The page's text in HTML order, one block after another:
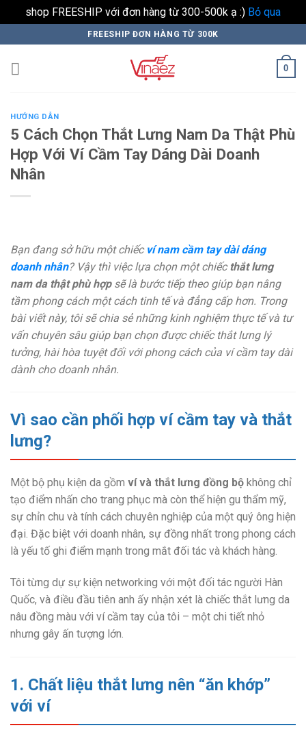
shop FREESHIP với đơn hàng từ 300-500k ạ :) Bỏ qua
to
content
FREESHIP ĐƠN HÀNG TỪ 300K
0
HƯỚNG DẪN
5 Cách Chọn Thắt Lưng Nam Da Thật Phù
Hợp Với Ví Cầm Tay Dáng Dài Doanh
Nhân
Bạn đang sở hữu một chiếc ví nam cầm tay dài dáng
doanh nhân? Vậy thì việc lựa chọn một chiếcthắt lưng
nam da thật phù hợpsẽ là bước tiếp theo giúp bạn nâng
tầm phong cách một cách tinh tế và đẳng cấp hơn. Trong
bài viết này, tôi sẽ chia sẻ những kinh nghiệm thực tế và tư
vấn chuyên sâu giúp bạn chọn được chiếc thắt lưng lý
tưởng, hài hòa tuyệt đối với phong cách của ví cầm tay dài
dành cho doanh nhân.
Vì sao cần phối hợp ví cầm tay và thắt
lưng?
Một bộ phụ kiện da gồm ví và thắt lưng đồng bộ không chỉ
tạo điểm nhấn cho trang phục mà còn thể hiện gu thẩm mỹ,
sự chỉn chu và tính cách chuyên nghiệp của một quý ông hiện
đại. Đặc biệt với doanh nhân, sự đồng nhất trong phong cách
là yếu tố ghi điểm mạnh trong mắt đối tác và khách hàng.
Tôi từng dự sự kiện networking với một đối tác người Hàn
Quốc, và điều đầu tiên anh ấy nhận xét là chiếc thắt lưng da
nâu đồng màu với ví cầm tay của tôi – một chi tiết nhỏ
nhưng gây ấn tượng lớn.
1. Chất liệu thắt lưng nên “ăn khớp”
với ví